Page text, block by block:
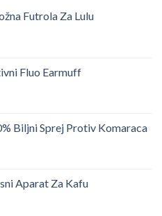
Futrola Za Lulu
Fluo Earmuff
Biljni Sprej Protiv Komaraca
Aparat Za Kafu